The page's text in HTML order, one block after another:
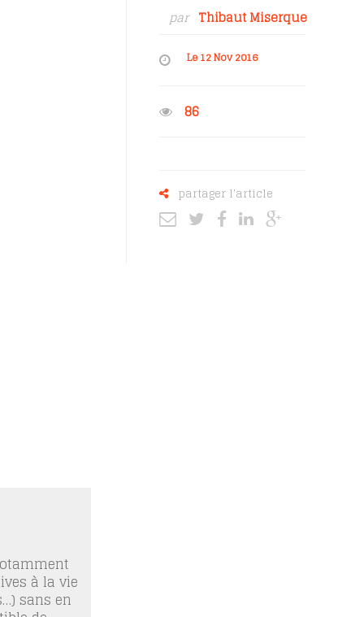
à la vie
sans en
par Thibaut Miserque
Le 12 Nov 2016
86
partager l'article